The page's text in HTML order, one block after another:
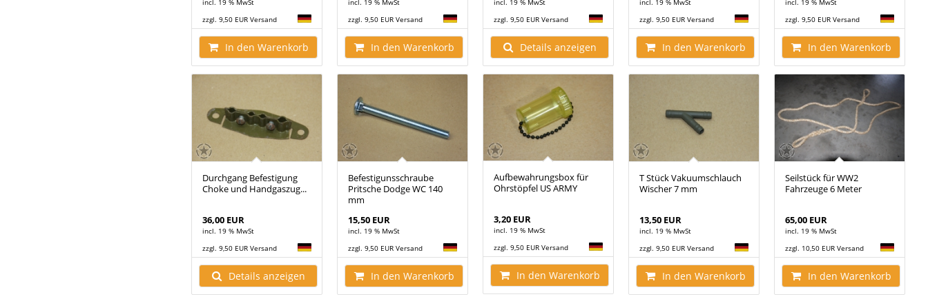
incl. 19 % MwSt
zzgl. 9,50 EUR Versand
In den Warenkorb
incl. 19 % MwSt
zzgl. 9,50 EUR Versand
In den Warenkorb
incl. 19 % MwSt
zzgl. 9,50 EUR Versand
Details anzeigen
incl. 19 % MwSt
zzgl. 9,50 EUR Versand
In den Warenkorb
incl. 19 % MwSt
zzgl. 9,50 EUR Versand
In den Warenkorb
Durchgang Befestigung
Choke und Handgaszug...
36,00 EUR
incl. 19 % MwSt
zzgl. 9,50 EUR Versand
Details anzeigen
Befestigunsschraube
Pritsche Dodge WC 140
mm
15,50 EUR
incl. 19 % MwSt
zzgl. 9,50 EUR Versand
In den Warenkorb
Aufbewahrungsbox für
Ohrstöpfel US ARMY
3,20 EUR
incl. 19 % MwSt
zzgl. 9,50 EUR Versand
In den Warenkorb
T Stück Vakuumschlauch
Wischer 7 mm
13,50 EUR
incl. 19 % MwSt
zzgl. 9,50 EUR Versand
In den Warenkorb
Seilstück für WW2
Fahrzeuge 6 Meter
65,00 EUR
incl. 19 % MwSt
zzgl. 10,50 EUR Versand
In den Warenkorb